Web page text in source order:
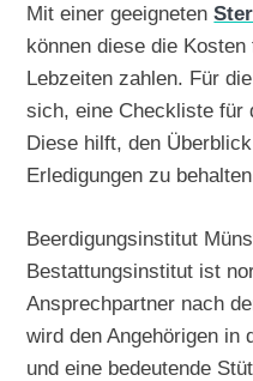
Mit einer geeigneten
können diese die
Lebzeiten zahlen. Für
sich, eine Checkliste für
Diese hilft, den
Erledigungen zu
Beerdigungsinstitut
Bestattungsinstitut ist
Ansprechpartner nach
wird den Angehörigen in
und eine bedeutende